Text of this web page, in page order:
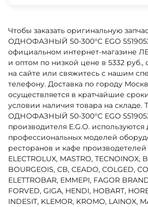
Чтобы заказать оригинальную
ОДНОФАЗНЫЙ 50-300°C EGO
официальном интернет-магазине
и оптом по низкой цене в 5332 руб.,
на сайте или свяжитесь с нашим
телефону. Доставка по городу
осуществляется в кратчайшие
условии наличия товара на
ОДНОФАЗНЫЙ 50-300°C EGO
производителя E.G.O. используются
профессиональных моделей
ресторанов и кафе производетелей
ELECTROLUX, MASTRO, TECNOINOX,
BOURGEOIS, CB, CEADO, COLGED,
ELETTROBAR, EMMEPI, FAGOR
FORVED, GIGA, HENDI, HOBART,
INDESIT, KLEMOR, KROMO, LAINOX,